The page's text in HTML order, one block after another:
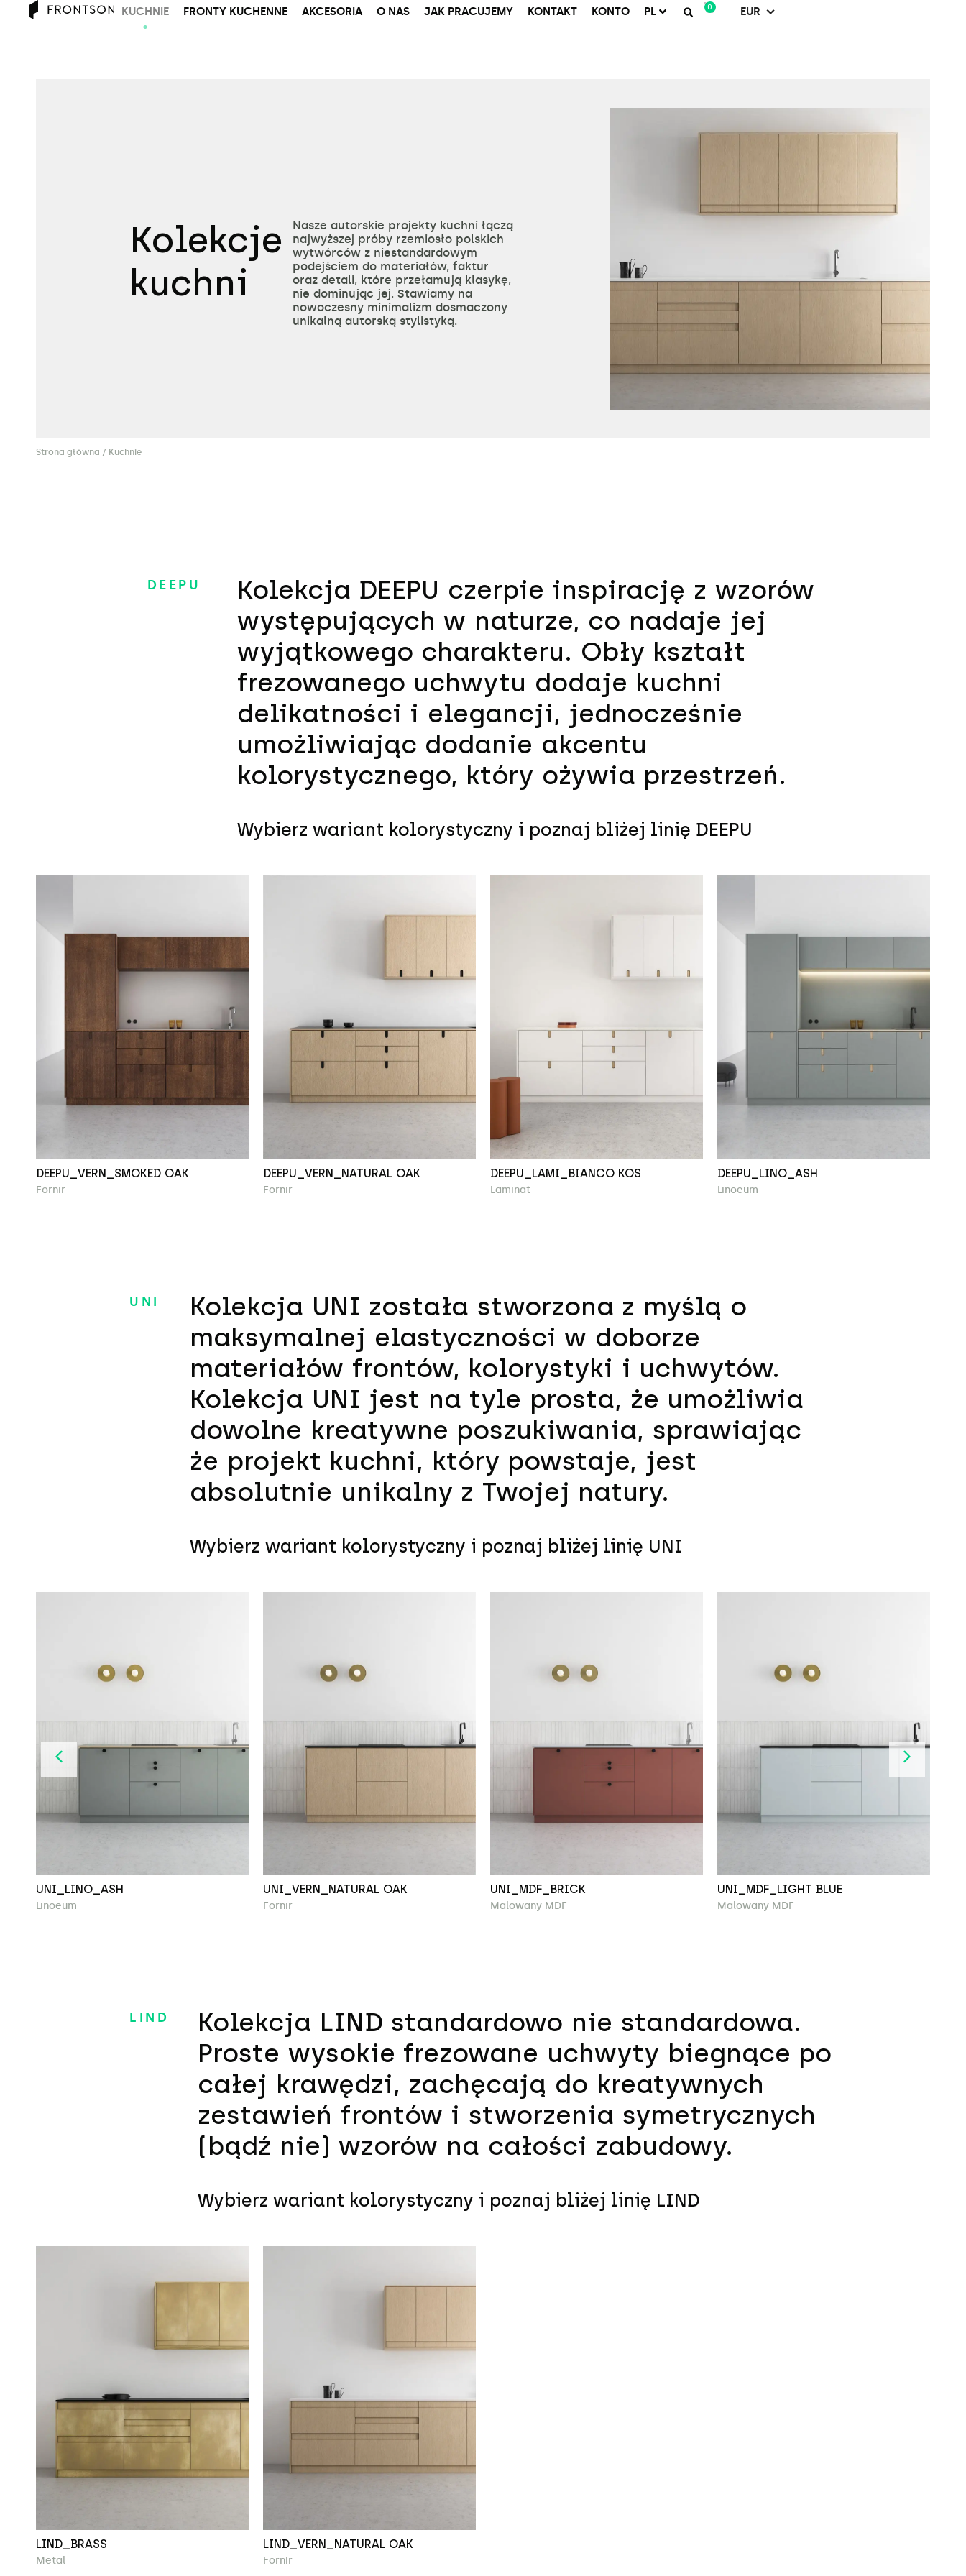
KUCHNIE FRONTY KUCHENNE AKCESORIA O NAS JAK PRACUJEMY KONTAKT KONTO PL 0 EUR
Kolekcje
kuchni
Nasze autorskie projekty kuchni łączą
najwyższej próby rzemiosło polskich
wytwórców z niestandardowym
podejściem do materiałów, faktur
oraz detali, które przełamują klasykę,
nie dominując jej. Stawiamy na
nowoczesny minimalizm dosmaczony
unikalną autorską stylistyką.
Strona główna / Kuchnie
DEEPU​
Kolekcja DEEPU czerpie inspirację z wzorów
występujących w naturze, co nadaje jej
wyjątkowego charakteru. Obły kształt
frezowanego uchwytu dodaje kuchni
delikatności i elegancji, jednocześnie
umożliwiając dodanie akcentu
kolorystycznego, który ożywia przestrzeń.​
Wybierz wariant kolorystyczny i poznaj bliżej linię DEEPU​
DEEPU_VERN_SMOKED OAK
Fornir
DEEPU_VERN_NATURAL OAK
Fornir
DEEPU_LAMI_BIANCO KOS
Laminat
DEEPU_LINO_ASH
Linoeum
UNI
Kolekcja UNI została stworzona z myślą o
maksymalnej elastyczności w doborze
materiałów frontów, kolorystyki i uchwytów.
Kolekcja UNI jest na tyle prosta, że umożliwia
dowolne kreatywne poszukiwania, sprawiając
że projekt kuchni, który powstaje, jest
absolutnie unikalny z Twojej natury.
Wybierz wariant kolorystyczny i poznaj bliżej linię UNI
UNI_LINO_ASH
Linoeum
UNI_VERN_NATURAL OAK
Fornir
UNI_MDF_BRICK
Malowany MDF
UNI_MDF_LIGHT BLUE
Malowany MDF
LIND
Kolekcja LIND standardowo nie standardowa.
Proste wysokie frezowane uchwyty biegnące po
całej krawędzi, zachęcają do kreatywnych
zestawień frontów i stworzenia symetrycznych
(bądź nie) wzorów na całości zabudowy.
Wybierz wariant kolorystyczny i poznaj bliżej linię LIND​
LIND_BRASS
Metal
LIND_VERN_NATURAL OAK
Fornir